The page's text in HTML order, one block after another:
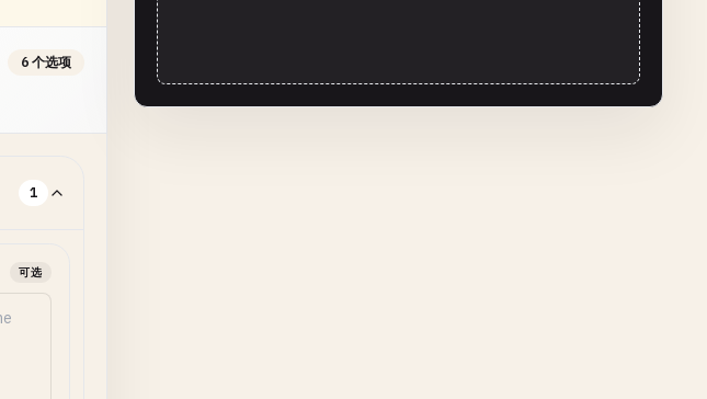
6 个选项
1
可选